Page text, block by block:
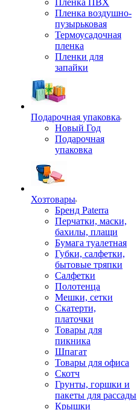
Пленка ПВХ
Пленка воздушно-
пузырьковая
Термоусадочная
пленка
Пленки для
запайки
Подарочная упаковка
Новый Год
Подарочная
упаковка
Хозтовары
Бренд Paterra
Перчатки, маски,
бахилы, плащи
Бумага туалетная
Губки, салфетки,
бытовые тряпки
Салфетки
Полотенца
Мешки, сетки
Скатерти,
платочки
Товары для
пикника
Шпагат
Товары для офиса
Скотч
Грунты, горшки и
пакеты для рассады
Крышки